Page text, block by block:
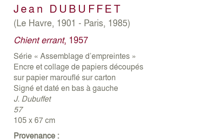
Jean DUBUFFET
(Le Havre, 1901 - Paris, 1985)
Chient errant, 1957
Série « Assemblage d’empreintes »
Encre et collage de papiers découpés
sur papier marouflé sur carton
Signé et daté en bas à gauche
J. Dubuffet
57
105 x 67 cm
Provenance :